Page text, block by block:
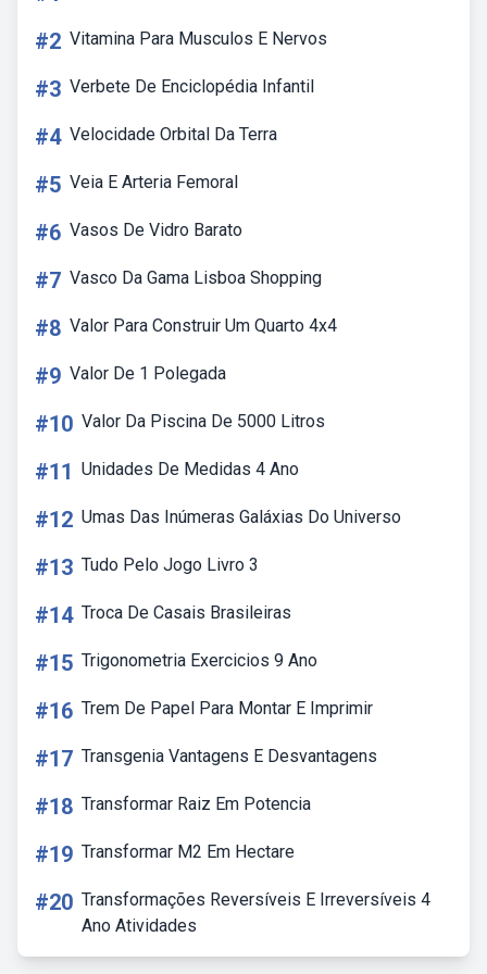
#2 Vitamina Para Musculos E Nervos
#3 Verbete De Enciclopédia Infantil
#4 Velocidade Orbital Da Terra
#5 Veia E Arteria Femoral
#6 Vasos De Vidro Barato
#7 Vasco Da Gama Lisboa Shopping
#8 Valor Para Construir Um Quarto 4x4
#9 Valor De 1 Polegada
#10 Valor Da Piscina De 5000 Litros
#11 Unidades De Medidas 4 Ano
#12 Umas Das Inúmeras Galáxias Do Universo
#13 Tudo Pelo Jogo Livro 3
#14 Troca De Casais Brasileiras
#15 Trigonometria Exercicios 9 Ano
#16 Trem De Papel Para Montar E Imprimir
#17 Transgenia Vantagens E Desvantagens
#18 Transformar Raiz Em Potencia
#19 Transformar M2 Em Hectare
#20 Transformações Reversíveis E Irreversíveis 4
Ano Atividades